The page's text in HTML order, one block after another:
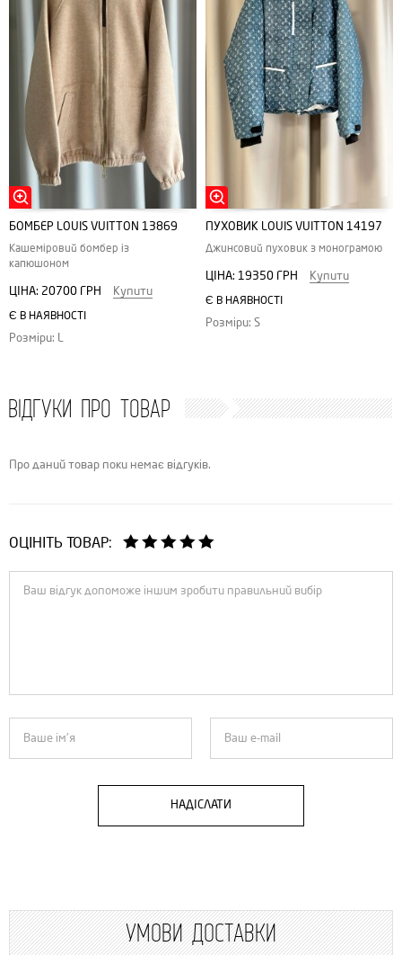
БОМБЕР LOUIS VUITTON 13869
Кашеміровий бомбер із
капюшоном
ЦІНА: 20700 ГРН Купити
Є В НАЯВНОСТІ
Розміри: L
ПУХОВИК LOUIS VUITTON 14197
Джинсовий пуховик з монограмою
ЦІНА: 19350 ГРН Купити
Є В НАЯВНОСТІ
Розміри: S
ВІДГУКИ ПРО ТОВАР
Про даний товар поки немає відгуків.
ОЦІНІТЬ ТОВАР:
НАДІСЛАТИ
УМОВИ ДОСТАВКИ